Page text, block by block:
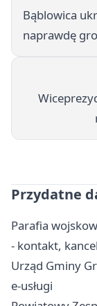
Bąblowica
naprawdę
Przydatne
Parafia
- kontakt,
Urząd Gminy
e-usługi